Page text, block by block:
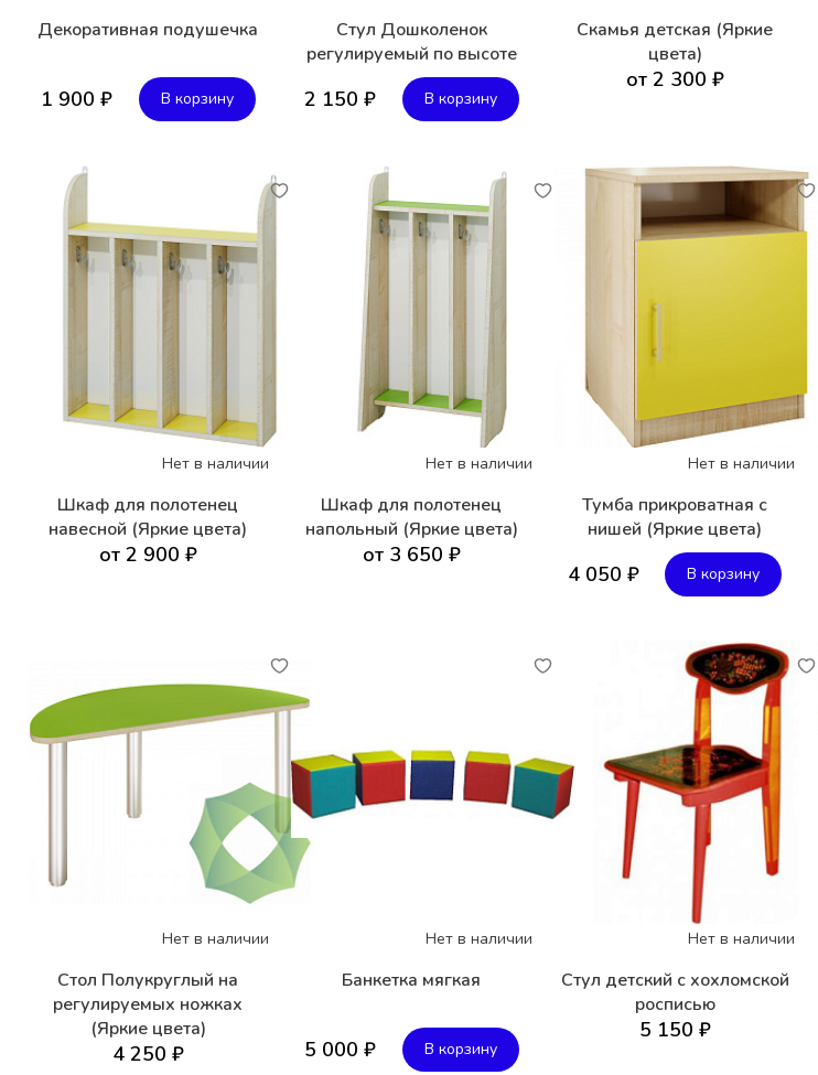
Декоративная подушечка
1 900 ₽ В корзину
Стул Дошколенок
регулируемый по высоте
2 150 ₽ В корзину
Скамья детская (Яркие
цвета)
от 2 300 ₽
Нет в наличии
Шкаф для полотенец
навесной (Яркие цвета)
от 2 900 ₽
Нет в наличии
Шкаф для полотенец
напольный (Яркие цвета)
от 3 650 ₽
Нет в наличии
Тумба прикроватная с
нишей (Яркие цвета)
4 050 ₽ В корзину
Нет в наличии
Стол Полукруглый на
регулируемых ножках
(Яркие цвета)
4 250 ₽
Нет в наличии
Банкетка мягкая
5 000 ₽ В корзину
Нет в наличии
Стул детский с хохломской
росписью
5 150 ₽